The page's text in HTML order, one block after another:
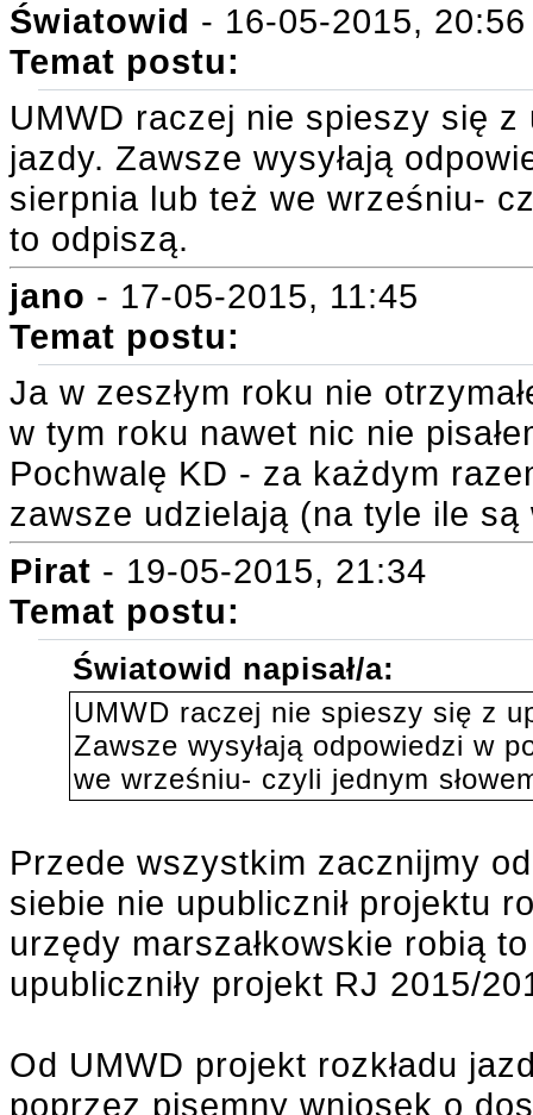
Światowid - 16-05-2015, 20:56
Temat postu:
UMWD raczej nie spieszy się z
jazdy. Zawsze wysyłają
sierpnia lub też we wrześniu-
to odpiszą.
jano - 17-05-2015, 11:45
Temat postu:
Ja w zeszłym roku nie
w tym roku nawet nic nie
Pochwalę KD - za każdym
zawsze udzielają (na tyle ile
Pirat - 19-05-2015, 21:34
Temat postu:
Światowid napisał/a:
UMWD raczej nie spieszy się z
Zawsze wysyłają odpowiedzi w
we wrześniu- czyli jednym
Przede wszystkim zacznijmy
siebie nie upublicznił projektu
urzędy marszałkowskie robią
upubliczniły projekt RJ 2015/
Od UMWD projekt rozkładu
poprzez pisemny wniosek o